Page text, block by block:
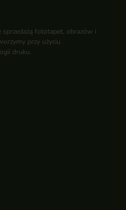
sprzedażą fototapet, obrazów i
przy użyciu
druku.